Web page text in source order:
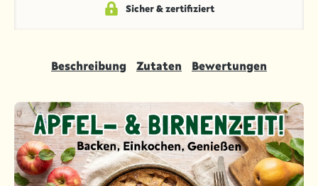
Sicher & zertifiziert
Beschreibung Zutaten Bewertungen